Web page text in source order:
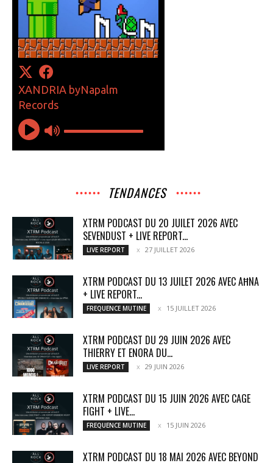
TENDANCES
XTRM PODCAST DU 20 JUILET 2026 AVEC
SEVENDUST + LIVE REPORT...
LIVE REPORT 27 JUILLET 2026
XTRM PODCAST DU 13 JUILET 2026 AVEC AĦNA
+ LIVE REPORT...
FREQUENCE MUTINE 15 JUILLET 2026
XTRM PODCAST DU 29 JUIN 2026 AVEC
THIERRY ET ENORA DU...
LIVE REPORT 29 JUIN 2026
XTRM PODCAST DU 15 JUIN 2026 AVEC CAGE
FIGHT + LIVE...
FREQUENCE MUTINE 15 JUIN 2026
XTRM PODCAST DU 18 MAI 2026 AVEC BEYOND